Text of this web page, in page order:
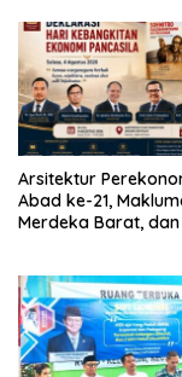
Kompetitif
Arsitektur
Abad ke-21,
Merdeka Barat,